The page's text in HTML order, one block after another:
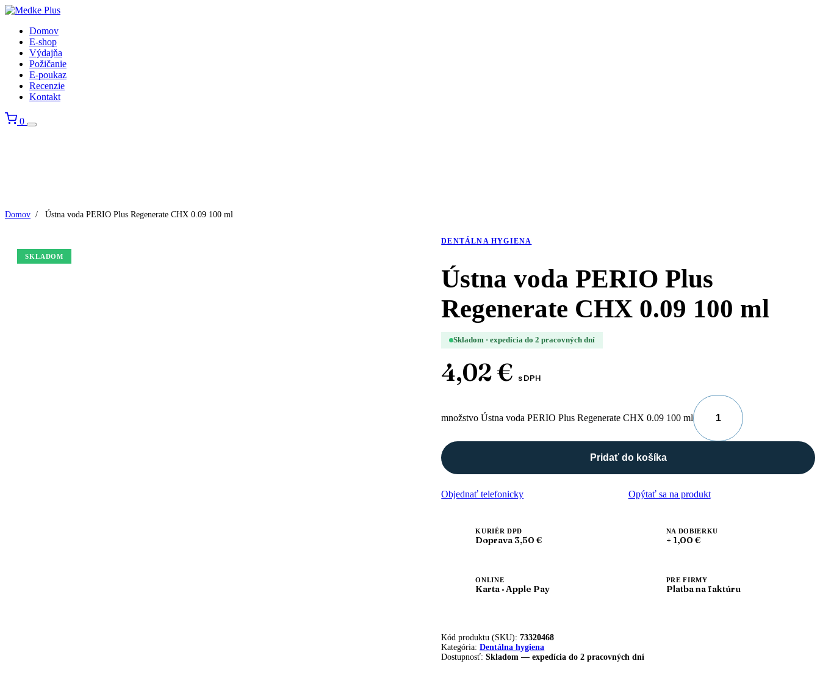
Domov
E-shop
Výdajňa
Požičanie
E-poukaz
Recenzie
Kontakt
0
Domov / Ústna voda PERIO Plus Regenerate CHX 0.09 100 ml
SKLADOM
DENTÁLNA HYGIENA
Ústna voda PERIO Plus
Regenerate CHX 0.09 100 ml
Skladom · expedícia do 2 pracovných dní
4,02€ s DPH
množstvo Ústna voda PERIO Plus Regenerate CHX 0.09 100 ml
Pridať do košíka
Objednať telefonicky Opýtať sa na produkt
KURIÉR DPD
Doprava 3,50 €
NA DOBIERKU
+ 1,00 €
ONLINE
Karta · Apple Pay
PRE FIRMY
Platba na faktúru
Kód produktu (SKU):73320468
Kategória:Dentálna hygiena
Dostupnosť:Skladom — expedícia do 2 pracovných dní